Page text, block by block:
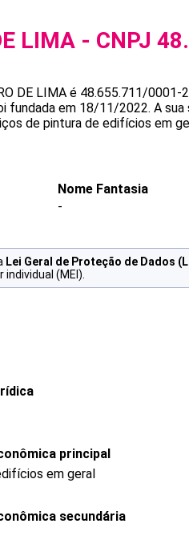
LIMA - CNPJ
DE LIMA é 48.655.711/0001-
fundada em 18/11/2022. A
de pintura de edifícios em
Nome Fantasia
-
Lei Geral de Proteção de Dados
(MEI).
principal
em geral
secundária